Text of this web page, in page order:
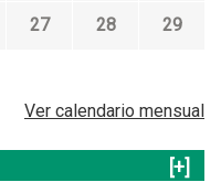
27 28 29
Ver calendario mensual
[+]